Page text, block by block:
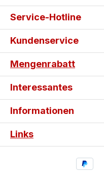
Service-Hotline
Kundenservice
Mengenrabatt
Interessantes
Informationen
Links